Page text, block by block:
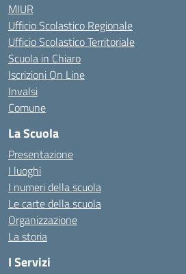
MIUR
Ufficio Scolastico Regionale
Ufficio Scolastico Territoriale
Scuola in Chiaro
Iscrizioni On Line
Invalsi
Comune
La Scuola
Presentazione
I luoghi
I numeri della scuola
Le carte della scuola
Organizzazione
La storia
I Servizi